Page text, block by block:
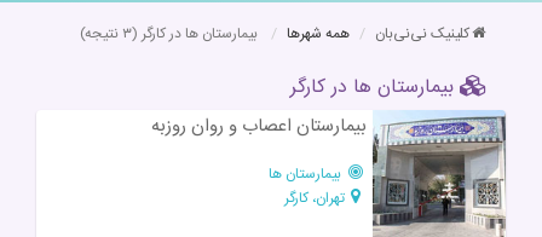
کلینیک نی‌نی‌بان همه شهرها بیمارستان ها در کارگر (۳ نتیجه)
بیمارستان ها در کارگر
بیمارستان اعصاب و روان روزبه
بیمارستان ها
تهران، کارگر